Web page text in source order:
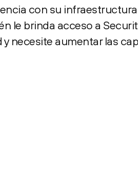
con su
le brinda acceso a
necesite aumentar las